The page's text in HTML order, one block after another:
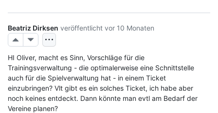
Beatriz Dirksen veröffentlicht vor 10 Monaten
HI Oliver, macht es Sinn, Vorschläge für die
Trainingsverwaltung - die optimalerweise eine Schnittstelle
auch für die Spielverwaltung hat - in einem Ticket
einzubringen? Vlt gibt es ein solches Ticket, ich habe aber
noch keines entdeckt. Dann könnte man evtl am Bedarf der
Vereine planen?